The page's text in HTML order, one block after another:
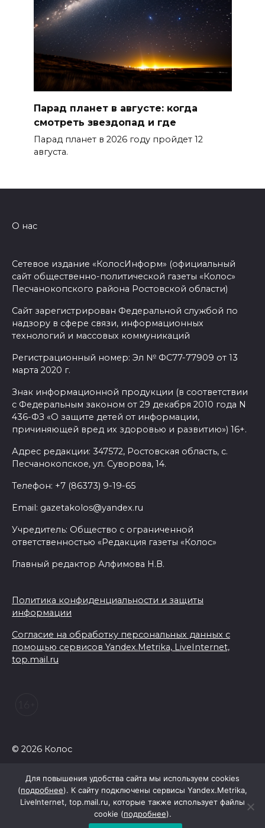
Парад планет в августе: когда
смотреть звездопад и где
Парад планет в 2026 году пройдет 12
августа.
О нас
Сетевое издание «КолосИнформ» (официальный
сайт общественно-политической газеты «Колос»
Песчанокопского района Ростовской области)
Сайт зарегистрирован Федеральной службой по
надзору в сфере связи, информационных
технологий и массовых коммуникаций
Регистрационный номер: Эл № ФС77-77909 от 13
марта 2020 г.
Знак информационной продукции (в соответствии
с Федеральным законом от 29 декабря 2010 года N
436-ФЗ «О защите детей от информации,
причиняющей вред их здоровью и развитию») 16+.
Адрес редакции: 347572, Ростовская область, с.
Песчанокопское, ул. Суворова, 14.
Телефон: +7 (86373) 9-19-65
Email: gazetakolos@yandex.ru
Учредитель: Общество с ограниченной
ответственностью «Редакция газеты «Колос»
Главный редактор Алфимова Н.В.
Политика конфиденциальности и защиты
информации
Согласие на обработку персональных данных с
помощью сервисов Yandex.Metrika, LiveInternet,
top.mail.ru
© 2026 Колос
Для повышения удобства сайта мы используем cookies
(подробнее). К сайту подключены сервисы Yandex.Metrika,
LiveInternet, top.mail.ru, которые также использует файлы
cookie (подробнее).